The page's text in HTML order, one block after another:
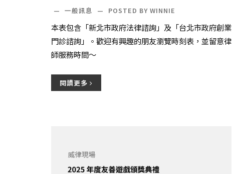
— 一般訊息 — POSTED BY WINNIE
本表包含「新北市政府法律諮詢」及「台北市政府創業
門診諮詢」。歡迎有興趣的朋友瀏覽時刻表，並留意律
師服務時間～
閱讀更多